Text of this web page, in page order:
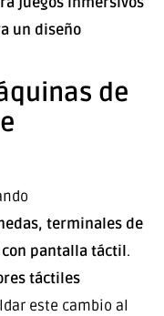
un diseño
de
terminales de
pantalla táctil.
táctiles
este cambio al